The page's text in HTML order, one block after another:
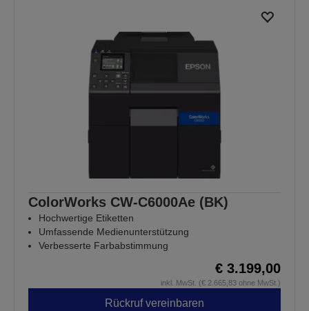
ColorWorks CW-C6000Ae (BK)
Hochwertige Etiketten
Umfassende Medienunterstützung
Verbesserte Farbabstimmung
€ 3.199,00
inkl. MwSt. (€ 2.665,83 ohne MwSt.)
Rückruf vereinbaren